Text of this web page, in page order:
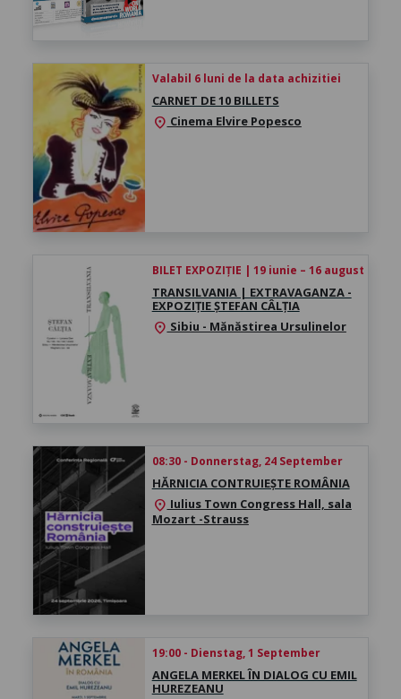
Valabil 6 luni de la data achizitiei
CARNET DE 10 BILLETS
location_on Cinema Elvire Popesco
BILET EXPOZIȚIE | 19 iunie – 16 august 2026
TRANSILVANIA | EXTRAVAGANZA -
EXPOZIȚIE ȘTEFAN CÂLȚIA
location_on Sibiu - Mănăstirea Ursulinelor
08:30 - Donnerstag, 24 September
HĂRNICIA CONTRUIEȘTE ROMÂNIA
location_on Iulius Town Congress Hall, sala
Mozart -Strauss
19:00 - Dienstag, 1 September
ANGELA MERKEL ÎN DIALOG CU EMIL
HUREZEANU